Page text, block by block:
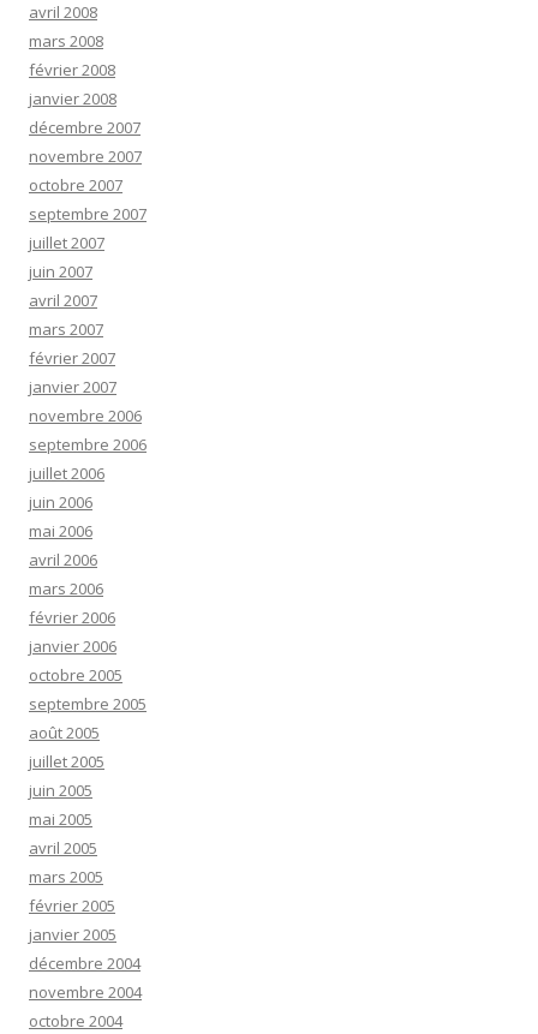
avril 2008
mars 2008
février 2008
janvier 2008
décembre 2007
novembre 2007
octobre 2007
septembre 2007
juillet 2007
juin 2007
avril 2007
mars 2007
février 2007
janvier 2007
novembre 2006
septembre 2006
juillet 2006
juin 2006
mai 2006
avril 2006
mars 2006
février 2006
janvier 2006
octobre 2005
septembre 2005
août 2005
juillet 2005
juin 2005
mai 2005
avril 2005
mars 2005
février 2005
janvier 2005
décembre 2004
novembre 2004
octobre 2004